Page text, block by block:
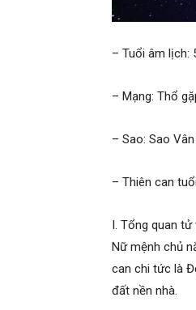
– Tuổi âm lịch:
– Mạng: Thổ
– Sao: Sao
– Thiên can
I. Tổng quan
Nữ mệnh chủ
can chi tức là
đất nền nhà.